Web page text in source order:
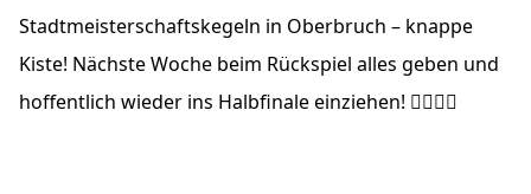
Stadtmeisterschaftskegeln in Oberbruch – knappe
Kiste! Nächste Woche beim Rückspiel alles geben und
hoffentlich wieder ins Halbfinale einziehen! 👍🏼🎳🍻